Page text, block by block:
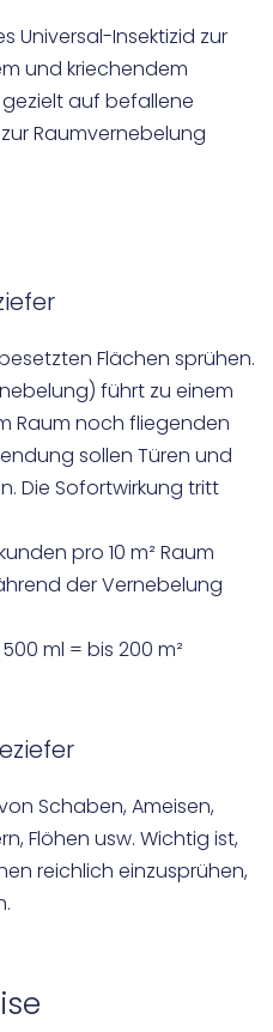
Universal-Insektizid zur
und kriechendem
gezielt auf befallene
Raumvernebelung
Flächen sprühen.
führt zu einem
Raum noch fliegenden
sollen Türen und
Die Sofortwirkung tritt
pro 10 m² Raum
der Vernebelung
ml = bis 200 m²
Schaben, Ameisen,
Flöhen usw. Wichtig ist,
reichlich einzusprühen,